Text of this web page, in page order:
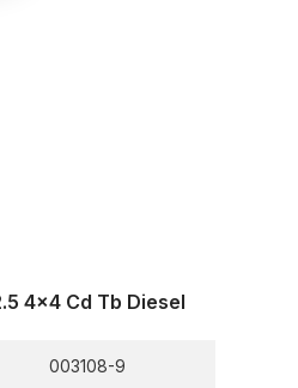
4x4 Cd Tb Diesel
003108-9